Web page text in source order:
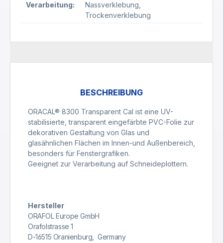
Verarbeitung:
Nassverklebung
Trockenverklebung
BESCHREIBUNG
ORACAL® 8300 Transparent Cal ist eine UV-
stabilisierte, transparent eingefärbte PVC-Folie zur
dekorativen Gestaltung von Glas und
glasähnlichen Flächen im Innen-und Außenbereich,
besonders für Fenstergrafiken.
Geeignet zur Verarbeitung auf Schneideplottern.
Hersteller
ORAFOL Europe GmbH
Orafolstrasse 1
D-16515 Oranienburg, Germany